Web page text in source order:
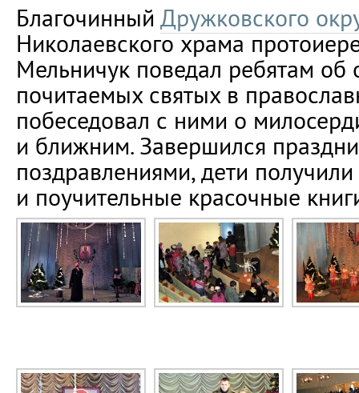
Благочинный Дружковского
Николаевского храма
Мельничук поведал ребятам
почитаемых святых в
побеседовал с ними о
и ближним. Завершился
поздравлениями, дети
и поучительные красочные